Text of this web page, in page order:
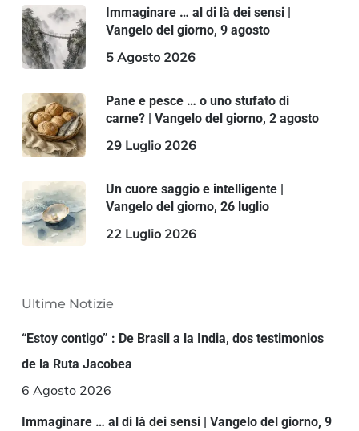
Immaginare … al di là dei sensi |
Vangelo del giorno, 9 agosto
5 Agosto 2026
Pane e pesce … o uno stufato di
carne? | Vangelo del giorno, 2 agosto
29 Luglio 2026
Un cuore saggio e intelligente |
Vangelo del giorno, 26 luglio
22 Luglio 2026
Ultime Notizie
“Estoy contigo” : De Brasil a la India, dos testimonios
de la Ruta Jacobea
6 Agosto 2026
Immaginare … al di là dei sensi | Vangelo del giorno, 9